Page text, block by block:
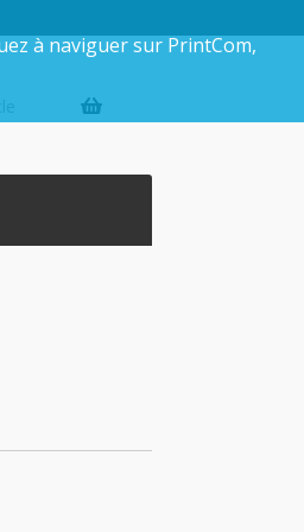
à naviguer sur PrintCom,